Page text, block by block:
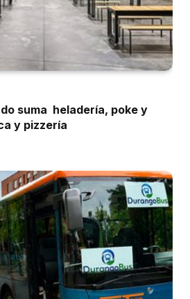
suma heladería, poke y
y pizzería